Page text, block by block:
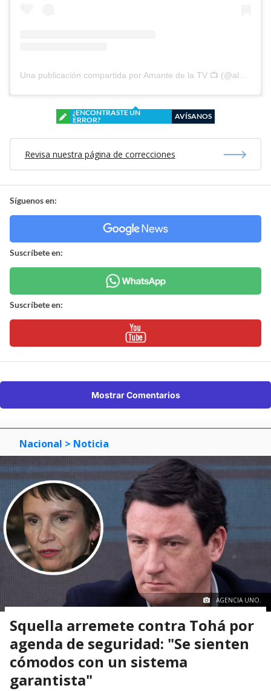
Una publicación compartida por Amante de la TV 📺 (@alguien_te_observa)
¿ENCONTRASTE UN
ERROR?
AVÍSANOS
Revisa nuestra página de correcciones
Síguenos en:
Suscríbete en:
Suscríbete en:
Mostrar Comentarios
Nacional > Noticia
AGENCIA UNO.
Squella arremete contra Tohá por
agenda de seguridad: "Se sienten
cómodos con un sistema
garantista"